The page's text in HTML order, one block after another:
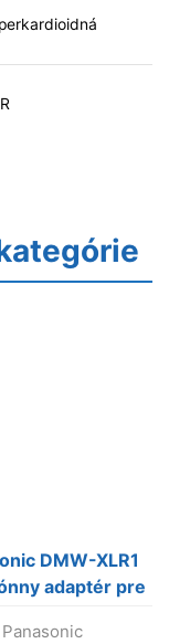
DMW-XLR1
adaptér pre
Panasonic